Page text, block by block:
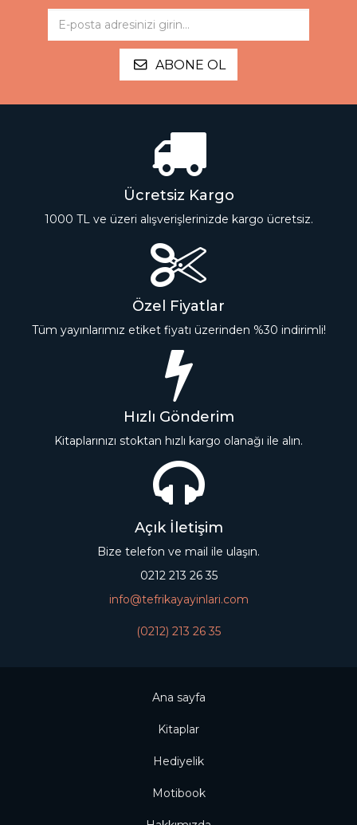
ABONE OL
Ücretsiz Kargo
1000 TL ve üzeri alışverişlerinizde kargo ücretsiz.
Özel Fiyatlar
Tüm yayınlarımız etiket fiyatı üzerinden %30 indirimli!
Hızlı Gönderim
Kitaplarınızı stoktan hızlı kargo olanağı ile alın.
Açık İletişim
Bize telefon ve mail ile ulaşın.
0212 213 26 35
info@tefrikayayinlari.com
(0212) 213 26 35
Ana sayfa
Kitaplar
Hediyelik
Motibook